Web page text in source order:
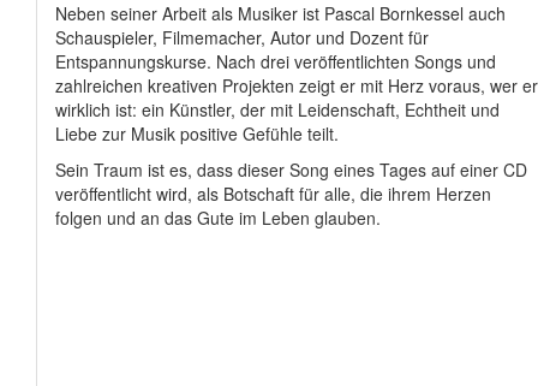
Neben seiner Arbeit als Musiker ist Pascal Bornkessel auch
Schauspieler, Filmemacher, Autor und Dozent für
Entspannungskurse. Nach drei veröffentlichten Songs und
zahlreichen kreativen Projekten zeigt er mit Herz voraus, wer er
wirklich ist: ein Künstler, der mit Leidenschaft, Echtheit und
Liebe zur Musik positive Gefühle teilt.
Sein Traum ist es, dass dieser Song eines Tages auf einer CD
veröffentlicht wird, als Botschaft für alle, die ihrem Herzen
folgen und an das Gute im Leben glauben.